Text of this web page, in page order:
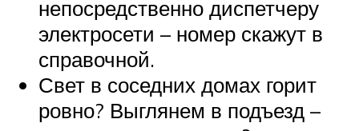
непосредственно диспетчеру
электросети – номер скажут в
справочной.
Свет в соседних домах горит
ровно? Выглянем в подъезд –